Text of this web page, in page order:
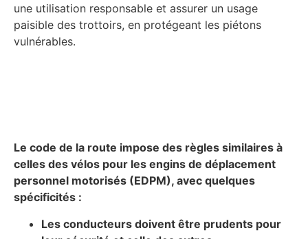
une utilisation responsable et assurer un usage
paisible des trottoirs, en protégeant les piétons
vulnérables.
Le code de la route impose des règles similaires à
celles des vélos pour les engins de déplacement
personnel motorisés (EDPM), avec quelques
spécificités :
Les conducteurs doivent être prudents pour